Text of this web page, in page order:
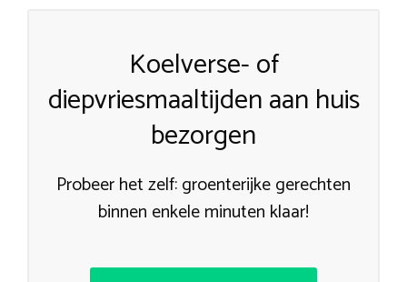
Koelverse- of
diepvriesmaaltijden aan huis
bezorgen
Probeer het zelf: groenterijke gerechten
binnen enkele minuten klaar!